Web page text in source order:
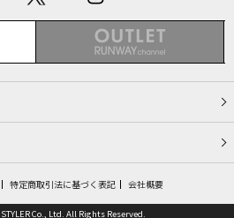
特定商取引法に基づく表記 会社概要
Co., Ltd. All Rights Reserved.